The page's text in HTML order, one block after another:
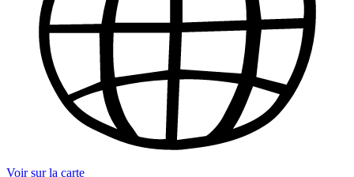
Voir sur la carte